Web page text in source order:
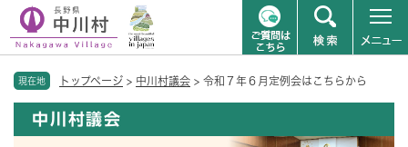
現在地 トップページ > 中川村議会 > 令和７年６月定例会はこちらから
中川村議会